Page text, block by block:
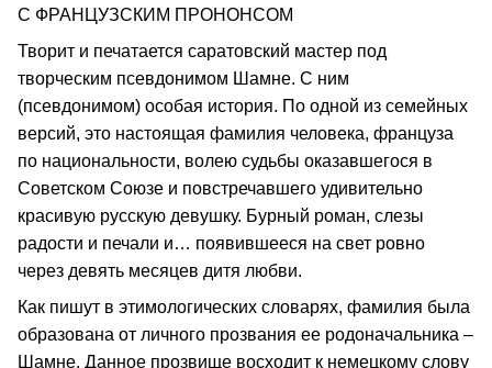
С ФРАНЦУЗСКИМ ПРОНОНСОМ
Творит и печатается саратовский мастер под
творческим псевдонимом Шамне. С ним
(псевдонимом) особая история. По одной из семейных
версий, это настоящая фамилия человека, француза
по национальности, волею судьбы оказавшегося в
Советском Союзе и повстречавшего удивительно
красивую русскую девушку. Бурный роман, слезы
радости и печали и… появившееся на свет ровно
через девять месяцев дитя любви.
Как пишут в этимологических словарях, фамилия была
образована от личного прозвания ее родоначальника –
Шамне. Данное прозвище восходит к немецкому слову